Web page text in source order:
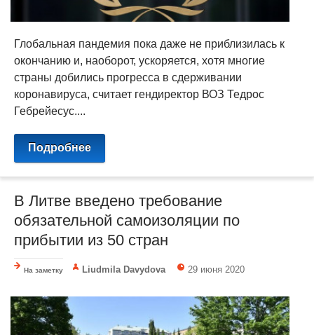
Глобальная пандемия пока даже не приблизилась к
окончанию и, наоборот, ускоряется, хотя многие
страны добились прогресса в сдерживании
коронавируса, считает гендиректор ВОЗ Тедрос
Гебрейесус....
Подробнее
В Литве введено требование
обязательной самоизоляции по
прибытии из 50 стран
На заметку Liudmila Davydova 29 июня 2020